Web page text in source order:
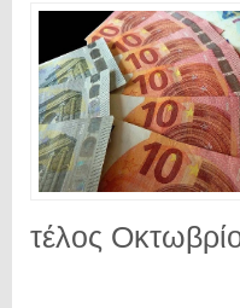
τέλος